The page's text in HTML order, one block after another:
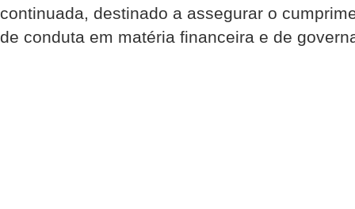
continuada, destinado a assegurar o
de conduta em matéria financeira e de